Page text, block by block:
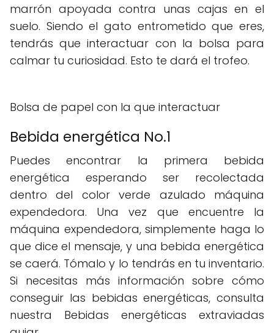
marrón apoyada contra unas cajas en el
suelo. Siendo el gato entrometido que eres,
tendrás que interactuar con la bolsa para
calmar tu curiosidad. Esto te dará el trofeo.
Bolsa de papel con la que interactuar
Bebida energética No.1
Puedes encontrar la primera bebida
energética esperando ser recolectada
dentro del color verde azulado máquina
expendedora. Una vez que encuentre la
máquina expendedora, simplemente haga lo
que dice el mensaje, y una bebida energética
se caerá. Tómalo y lo tendrás en tu inventario.
Si necesitas más información sobre cómo
conseguir las bebidas energéticas, consulta
nuestra Bebidas energéticas extraviadas